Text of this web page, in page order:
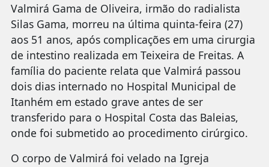
Valmirá Gama de Oliveira, irmão do radialista
Silas Gama, morreu na última quinta-feira (27)
aos 51 anos, após complicações em uma cirurgia
de intestino realizada em Teixeira de Freitas. A
família do paciente relata que Valmirá passou
dois dias internado no Hospital Municipal de
Itanhém em estado grave antes de ser
transferido para o Hospital Costa das Baleias,
onde foi submetido ao procedimento cirúrgico.
O corpo de Valmirá foi velado na Igreja